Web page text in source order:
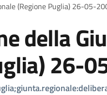
(Regione Puglia) 26-05-
della
26-